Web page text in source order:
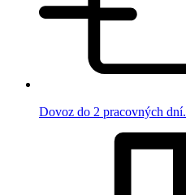
Dovoz do 2 pracovných dní.